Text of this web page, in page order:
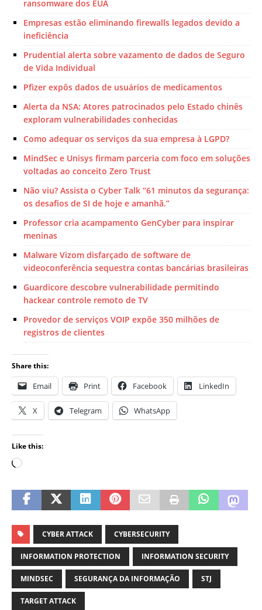
ransomware dos EUA
Empresas estão eliminando firewalls legados devido a
ineficiência
Prudential alerta sobre vazamento de dados de Seguro
de Vida Individual
Pfizer expôs dados de usuários de medicamentos
Alerta da NSA: Atores patrocinados pelo Estado chinês
exploram vulnerabilidades conhecidas
Como adequar os serviços da sua empresa à LGPD?
MindSec e Unisys firmam parceria com foco em soluções
voltadas ao conceito Zero Trust
Não viu? Assista o Cyber Talk “61 minutos da segurança:
os desafios de SI de hoje e amanhã.”
Professor cria acampamento GenCyber para inspirar
meninas
Malware Vizom disfarçado de software de
videoconferência sequestra contas bancárias brasileiras
Guardicore descobre vulnerabilidade permitindo
hackear controle remoto de TV
Provedor de serviços VOIP expõe 350 milhões de
registros de clientes
Share this:
Email Print Facebook LinkedIn
X Telegram WhatsApp
Like this:
CYBER ATTACK CYBERSECURITY
INFORMATION PROTECTION INFORMATION SECURITY
MINDSEC SEGURANÇA DA INFORMAÇÃO STJ
TARGET ATTACK